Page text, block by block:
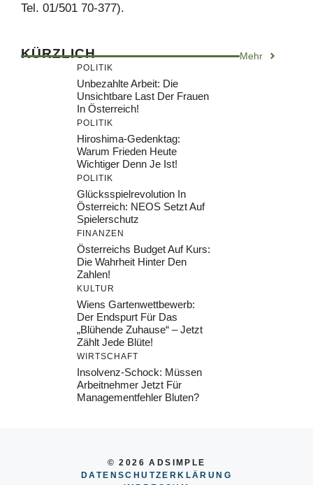
Tel. 01/501 70-377).
KÜRZLICH Mehr
POLITIK
Unbezahlte Arbeit: Die
Unsichtbare Last Der Frauen
In Österreich!
POLITIK
Hiroshima-Gedenktag:
Warum Frieden Heute
Wichtiger Denn Je Ist!
POLITIK
Glücksspielrevolution In
Österreich: NEOS Setzt Auf
Spielerschutz
FINANZEN
Österreichs Budget Auf Kurs:
Die Wahrheit Hinter Den
Zahlen!
KULTUR
Wiens Gartenwettbewerb:
Der Endspurt Für Das
„Blühende Zuhause“ – Jetzt
Zählt Jede Blüte!
WIRTSCHAFT
Insolvenz-Schock: Müssen
Arbeitnehmer Jetzt Für
Managementfehler Bluten?
© 2026 ADSIMPLE
DATENSCHUTZERKLÄRUNG